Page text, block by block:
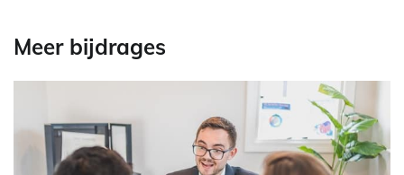
Meer bijdrages